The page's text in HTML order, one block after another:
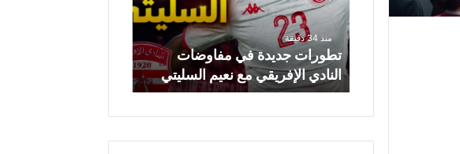
ت
ج
د
ي
د
ة
م
منذ 34 دقيقة
تطورات جديدة في مفاوضات
النادي الإفريقي مع نعيم السليتي